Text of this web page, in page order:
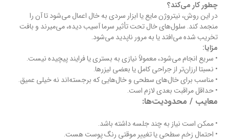
چطور کار می‌کند؟
در این روش، نیتروژن مایع یا ابزار سردی به خال اعمال می‌شود تا آن را
منجمد کند. سلول‌های خال تحت تأثیر سرما آسیب دیده، می‌میرند و بافت
تخریب شده می‌افتد یا به مرور ناپدید می‌شود.
مزایا:
• سریع انجام می‌شود، معمولاً نیازی به بستری یا فرایند پیچیده نیست.
• نسبتا ارزان‌تر از جراحی کامل یا بعضی لیزرها.
• مناسب برای خال‌های سطحی و خال‌هایی که برجسته‌اند نه خیلی عمیق.
• حداقل مراقبت بعدی لازم است.
معایب / محدودیت‌ها:
• ممکن است نیاز به چند جلسه داشته باشد.
• احتمال زخم سطحی یا تغییر موقتی رنگ پوست هست.